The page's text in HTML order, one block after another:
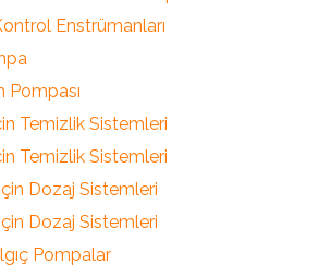
Enstrümanları
Pompası
Temizlik Sistemleri
Temizlik Sistemleri
Dozaj Sistemleri
Dozaj Sistemleri
Pompalar